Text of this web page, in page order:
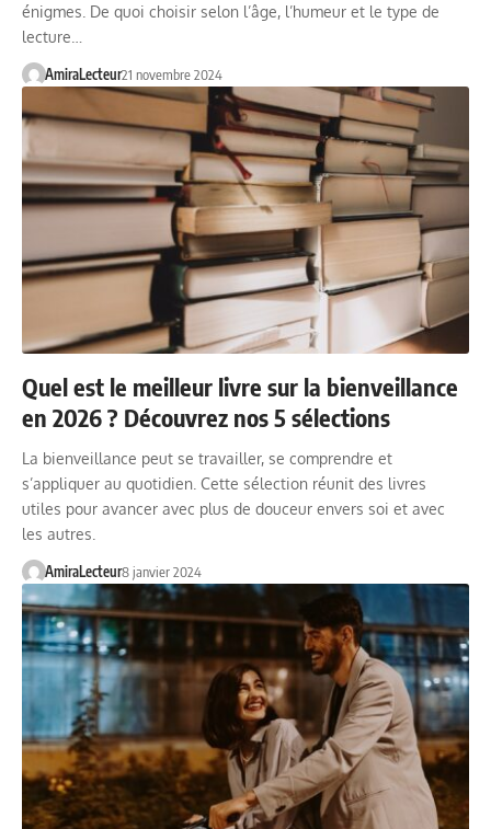
énigmes. De quoi choisir selon l’âge, l’humeur et le type de
lecture…
AmiraLecteur21 novembre 2024
Quel est le meilleur livre sur la bienveillance
en 2026 ? Découvrez nos 5 sélections
La bienveillance peut se travailler, se comprendre et
s’appliquer au quotidien. Cette sélection réunit des livres
utiles pour avancer avec plus de douceur envers soi et avec
les autres.
AmiraLecteur8 janvier 2024